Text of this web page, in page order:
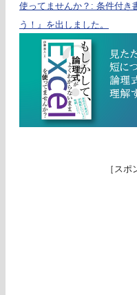
使ってませんか？: 条件付き
う！』を出しました。
［スポ